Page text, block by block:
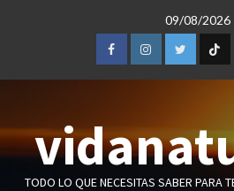
09/08/2026
FacebookInstagramTwitter
TODO LO QUE NECESITAS SABER PARA